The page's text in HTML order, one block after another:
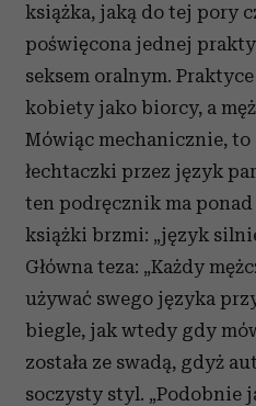
książka, jaką do tej pory
poświęcona jednej
seksem oralnym.
kobiety jako biorcy, a
Mówiąc mechanicznie,
łechtaczki przez język
ten podręcznik ma ponad
książki brzmi: „język
Główna teza: „Każdy
używać swego języka
biegle, jak wtedy gdy
została ze swadą, gdyż
soczysty styl. „Podobnie